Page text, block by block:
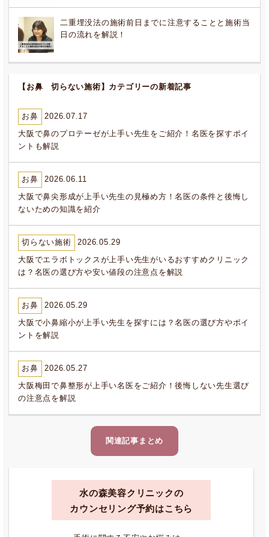
二重埋没法の施術前日までに注意することと施術当
日の流れを解説！
【お鼻 切らない施術】カテゴリーの新着記事
お鼻 2026.07.17
大阪で鼻のプロテーゼが上手い先生をご紹介！名医を探すポイ
ントも解説
お鼻 2026.06.11
大阪で鼻尖形成が上手い先生の見極め方！名医の条件と後悔し
ないための知識を紹介
切らない施術 2026.05.29
大阪でエラボトックスが上手い先生がいるおすすめクリニック
は？名医の選び方や安い値段の注意点を解説
お鼻 2026.05.29
大阪で小鼻縮小が上手い先生を探すには？名医の選び方やポイ
ントを解説
お鼻 2026.05.27
大阪梅田で鼻整形が上手い名医をご紹介！後悔しない先生選び
の注意点を解説
関連記事まとめ
水の森美容クリニックの
カウンセリング予約はこちら